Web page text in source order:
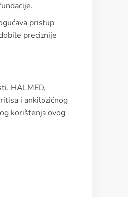
pristup
preciznije
HALMED,
i ankilozićnog
korištenja ovog